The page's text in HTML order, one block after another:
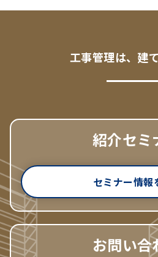
工事管理は、建
紹介セミ
セミナー情報
お問い合